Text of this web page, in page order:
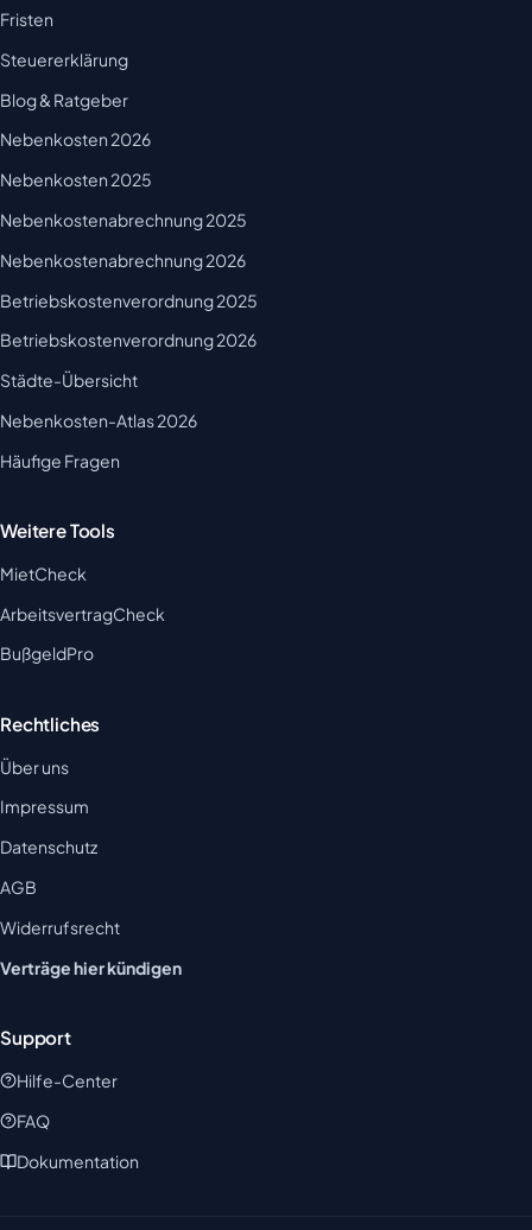
Fristen
Steuererklärung
Blog & Ratgeber
Nebenkosten 2026
Nebenkosten 2025
Nebenkostenabrechnung 2025
Nebenkostenabrechnung 2026
Betriebskostenverordnung 2025
Betriebskostenverordnung 2026
Städte-Übersicht
Nebenkosten-Atlas 2026
Häufige Fragen
Weitere Tools
MietCheck
ArbeitsvertragCheck
BußgeldPro
Rechtliches
Über uns
Impressum
Datenschutz
AGB
Widerrufsrecht
Verträge hier kündigen
Support
Hilfe-Center
FAQ
Dokumentation